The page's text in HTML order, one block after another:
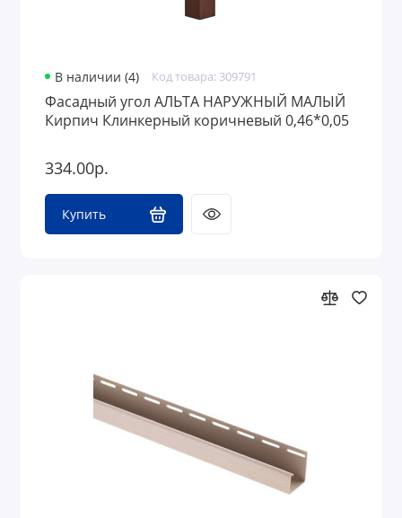
В наличии (4) Код товара: 309791
Фасадный угол АЛЬТА НАРУЖНЫЙ МАЛЫЙ
Кирпич Клинкерный коричневый 0,46*0,05
334.00р.
Купить